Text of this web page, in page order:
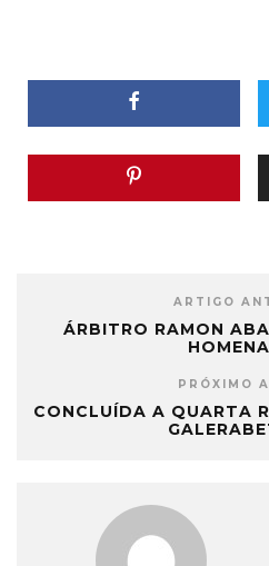
ARTIGO
ÁRBITRO RAMON
PRÓXIMO
CONCLUÍDA A QUARTA